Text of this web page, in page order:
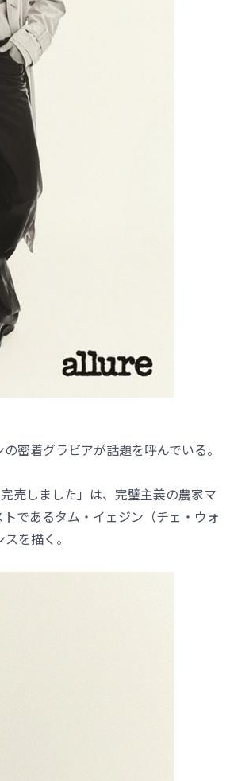
密着グラビアが話題を呼んでいる。
売しました」は、完璧主義の農家マ
であるタム・イェジン（チェ・ウォ
を描く。